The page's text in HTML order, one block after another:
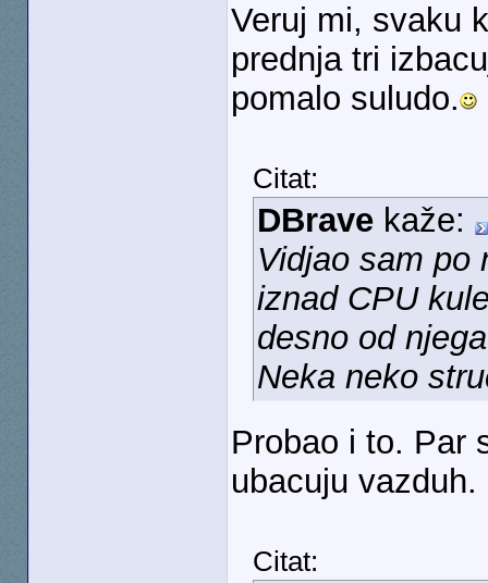
Veruj mi, svaku
prednja tri
pomalo suludo.
Citat:
DBravekaže:
Vidjao sam po
iznad CPU
desno od
Neka neko
Probao i to. Par
ubacuju vazduh.
Citat: